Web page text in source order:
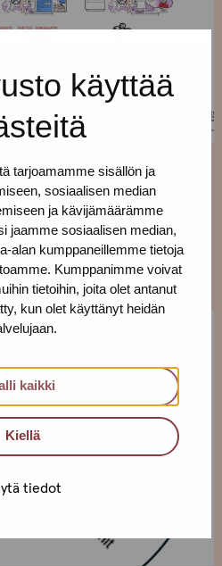
käyttää
tarjoamamme sisällön ja
sosiaalisen median
ja kävijämäärämme
jaamme sosiaalisen median,
alan kumppaneillemme tietoja
Kumppanimme voivat
tietoihin, joita olet antanut
kun olet käyttänyt heidän
kaikki
Kiellä
tiedot
animaatiomme